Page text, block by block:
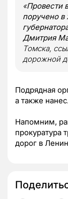
«Провести
поручено в
Дмитрия
Томска,
дорожной
Подрядная
а также
Напомним,
прокуратура
дорог в